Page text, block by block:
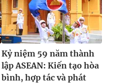
Kỷ niệm 59 năm thành
lập ASEAN: Kiến tạo hòa
bình, hợp tác và phát